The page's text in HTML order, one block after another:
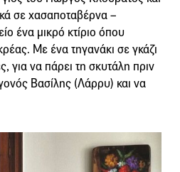
σε χασαποταβέρνα –
ένα μικρό κτίριο όπου
Mε ένα τηγανάκι σε γκάζι
για να πάρει τη σκυτάλη πριν
Βασίλης (Λάρρυ) και να